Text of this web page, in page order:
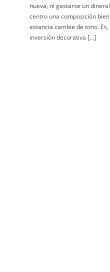
nueva, ni gastarse un
centro una composición
estancia cambie de tono.
inversión decorativa […]